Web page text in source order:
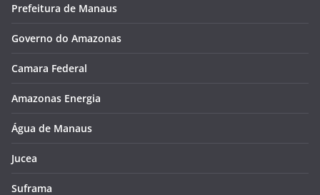
Prefeitura de Manaus
Governo do Amazonas
Camara Federal
Amazonas Energia
Água de Manaus
Jucea
Suframa